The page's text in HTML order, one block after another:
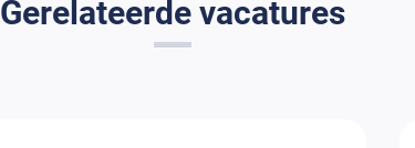
Gerelateerde vacatures